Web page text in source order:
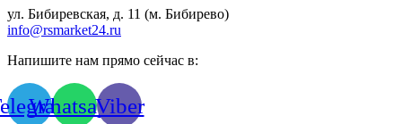
ул. Бибиревская, д. 11 (м. Бибирево)
info@rsmarket24.ru
Напишите нам прямо сейчас в:
WhatsappViber